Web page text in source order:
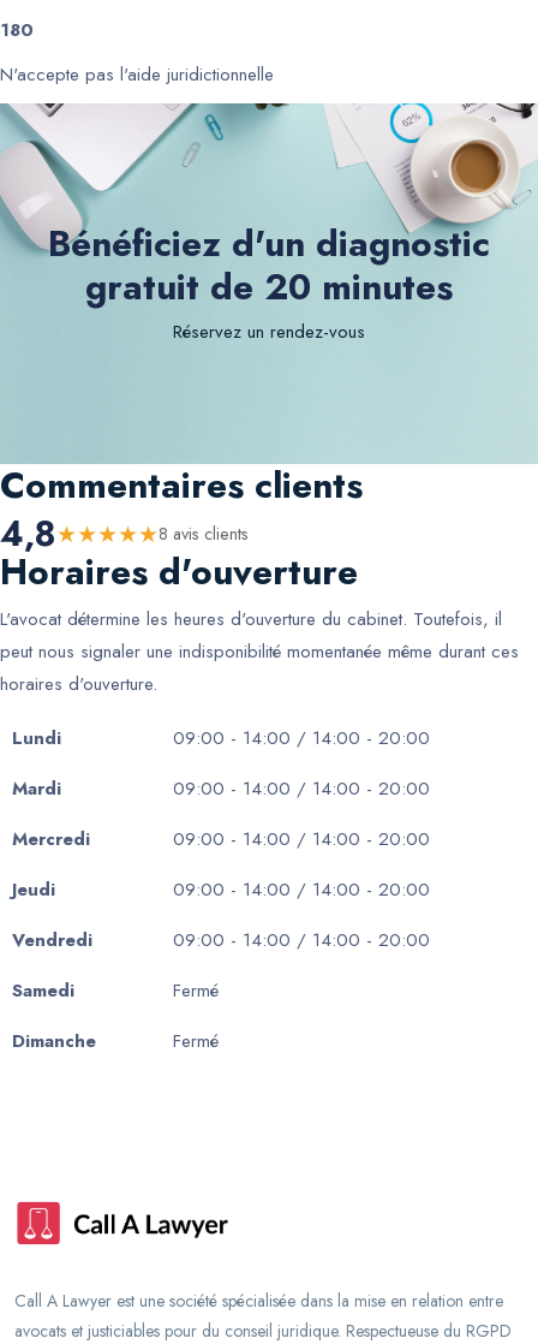
180
N'accepte pas l'aide juridictionnelle
Bénéficiez d'un diagnostic
gratuit de 20 minutes
Réservez un rendez-vous
Commentaires clients
4,8★★★★★8 avis clients
Horaires d'ouverture
L'avocat détermine les heures d'ouverture du cabinet. Toutefois, il
peut nous signaler une indisponibilité momentanée même durant ces
horaires d'ouverture.
Lundi
09:00 - 14:00 / 14:00 - 20:00
Mardi
09:00 - 14:00 / 14:00 - 20:00
Mercredi
09:00 - 14:00 / 14:00 - 20:00
Jeudi
09:00 - 14:00 / 14:00 - 20:00
Vendredi
09:00 - 14:00 / 14:00 - 20:00
Samedi
Fermé
Dimanche
Fermé
Call A Lawyer est une société spécialisée dans la mise en relation entre
avocats et justiciables pour du conseil juridique. Respectueuse du RGPD